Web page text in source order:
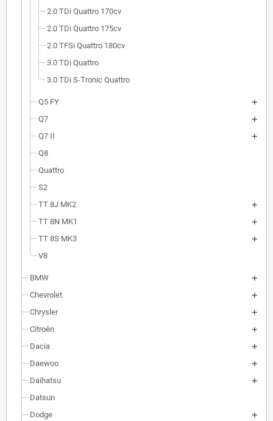
2.0 TDi Quattro 170cv
2.0 TDi Quattro 175cv
2.0 TFSi Quattro 180cv
3.0 TDi Quattro
3.0 TDi S-Tronic Quattro
Q5 FY
Q7
Q7 II
Q8
Quattro
S2
TT 8J MK2
TT 8N MK1
TT 8S MK3
V8
BMW
Chevrolet
Chrysler
Citroën
Dacia
Daewoo
Daihatsu
Datsun
Dodge